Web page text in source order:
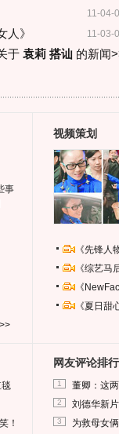
11-04-
11-03-
》
于 袁莉 搭讪的新闻
事
视频策划
《先锋
《综艺
《
《夏日
毯
！
网友评论排行
1 董卿：这
2 刘德华新
3 为救母女